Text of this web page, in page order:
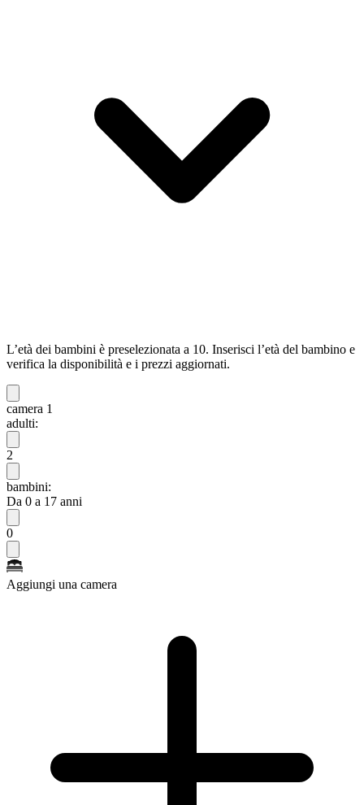
L’età dei bambini è preselezionata a 10. Inserisci l’età del bambino e
verifica la disponibilità e i prezzi aggiornati.
camera 1
adulti:
2
bambini:
Da 0 a 17 anni
0
Aggiungi una camera